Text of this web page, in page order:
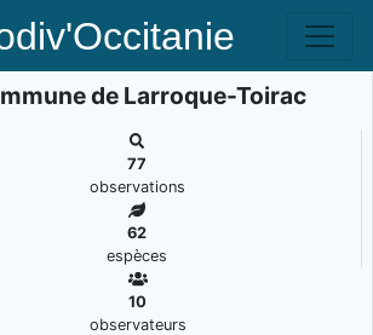
de Larroque-Toirac
77
observations
62
espèces
10
observateurs